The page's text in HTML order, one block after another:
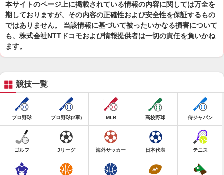
本サイトのページ上に掲載されている情報の内容に関しては万全を
期しておりますが、その内容の正確性および安全性を保証するもの
ではありません。 当該情報に基づいて被ったいかなる損害について
も、株式会社NTTドコモおよび情報提供者は一切の責任を負いかね
ます。
競技一覧
プロ野球 プロ野球(2軍) MLB 高校野球 侍ジャパン
ゴルフ Jリーグ 海外サッカー 日本代表 テニス